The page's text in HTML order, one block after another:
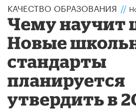
КАЧЕСТВО ОБРАЗОВАНИЯ //
Чему научит
Новые
стандарты
планируется
утвердить в